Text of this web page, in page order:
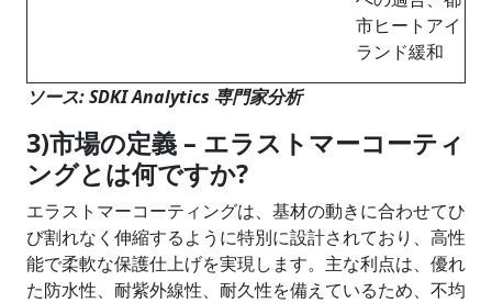
市ヒートアイ
ランド緩和
ソース: SDKI Analytics 専門家分析
3)市場の定義 – エラストマーコーティ
ングとは何ですか?
エラストマーコーティングは、基材の動きに合わせてひ
び割れなく伸縮するように特別に設計されており、高性
能で柔軟な保護仕上げを実現します。主な利点は、優れ
た防水性、耐紫外線性、耐久性を備えているため、不均